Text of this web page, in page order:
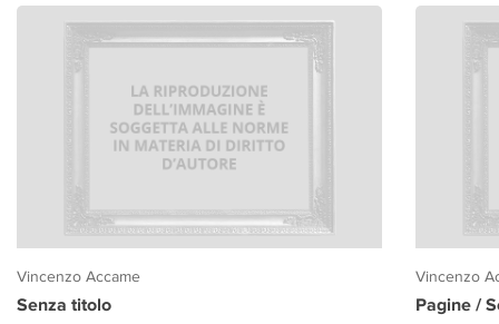
Vincenzo Accame
Senza titolo
Vincenzo
Pagine /